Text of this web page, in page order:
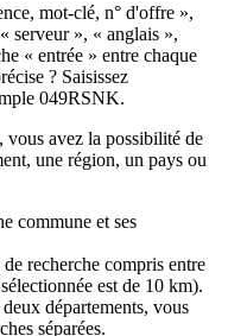
mot-clé, n° d'offre »,
serveur », « anglais »,
« entrée » entre chaque
? Saisissez
049RSNK.
avez la possibilité de
une région, un pays ou
commune et ses
recherche compris entre
est de 10 km).
départements, vous
séparées.